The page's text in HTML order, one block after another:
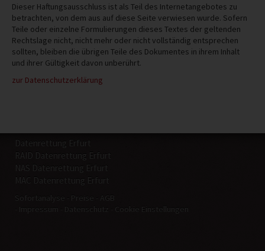
Dieser Haftungsausschluss ist als Teil des Internetangebotes zu
betrachten, von dem aus auf diese Seite verwiesen wurde. Sofern
Teile oder einzelne Formulierungen dieses Textes der geltenden
Rechtslage nicht, nicht mehr oder nicht vollständig entsprechen
sollten, bleiben die übrigen Teile des Dokumentes in ihrem Inhalt
und ihrer Gültigkeit davon unberührt.
zur Datenschutzerklärung
Datenrettung Erfurt
RAID Datenrettung Erfurt
NAS Datenrettung Erfurt
MAC Datenrettung Erfurt
Sofortanalyse Preise
AGB
Impressum
Datenschutz Cookie Einstellungen